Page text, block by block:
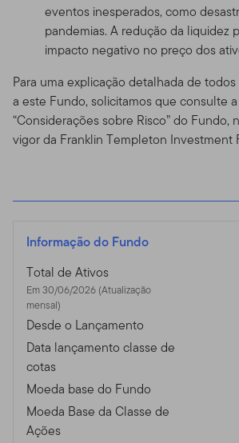
eventos inesperados, como
pandemias. A redução da liquidez
impacto negativo no preço dos
Para uma explicação detalhada de
a este Fundo, solicitamos que consulte
“Considerações sobre Risco” do Fundo,
vigor da Franklin Templeton Investment
Informação do Fundo
Total de Ativos
Em 30/06/2026 (Atualização
mensal)
Desde o Lançamento
Data lançamento classe de
cotas
Moeda base do Fundo
Moeda Base da Classe de
Ações